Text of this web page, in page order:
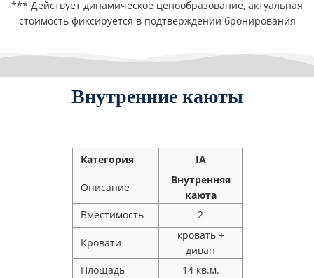
*** Действует динамическое ценообразование, актуальная
стоимость фиксируется в подтверждении бронирования
Внутренние каюты
Категория IA
Описание
Внутренняя
каюта
Вместимость
2
Кровати
кровать +
диван
Площадь
14 кв.м.